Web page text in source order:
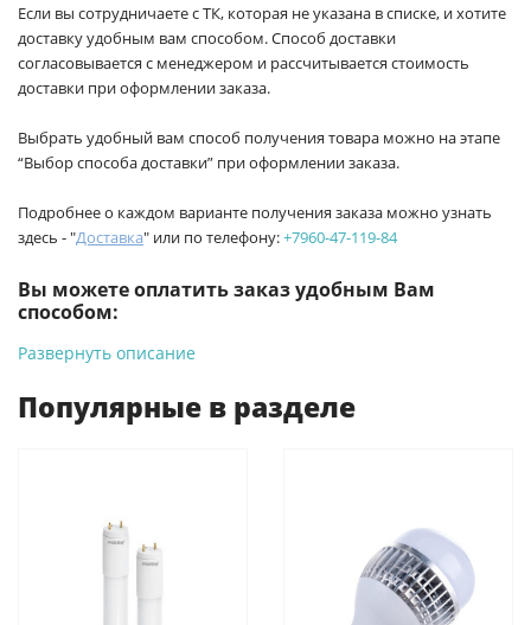
Если вы сотрудничаете с ТК, которая не указана в списке, и хотите
доставку удобным вам способом. Способ доставки
согласовывается с менеджером и рассчитывается стоимость
доставки при оформлении заказа.
Выбрать удобный вам способ получения товара можно на этапе
“Выбор способа доставки” при оформлении заказа.
Подробнее о каждом варианте получения заказа можно узнать
здесь - "Доставка" или по телефону:+7960-47-119-84
Вы можете оплатить заказ удобным Вам
способом:
-Банковской картой на сайте ProffЭлектро. Данный вид
Для юридических лиц: переводом на расчетный счет при
онлайн оплате заказа на сайте.
Подробнее о способах оплаты можно узнать здесь - "Оплата"
Развернуть описание
Популярные в разделе